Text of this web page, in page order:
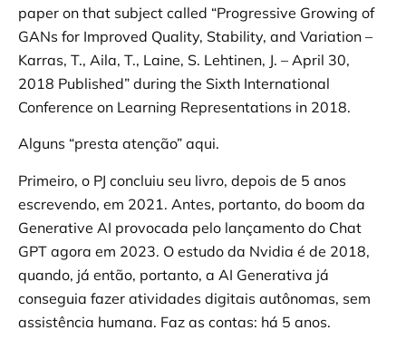
paper on that subject called “Progressive Growing of
GANs for Improved Quality, Stability, and Variation –
Karras, T., Aila, T., Laine, S. Lehtinen, J. – April 30,
2018 Published” during the Sixth International
Conference on Learning Representations in 2018.
Alguns “presta atenção” aqui.
Primeiro, o PJ concluiu seu livro, depois de 5 anos
escrevendo, em 2021. Antes, portanto, do boom da
Generative AI provocada pelo lançamento do Chat
GPT agora em 2023. O estudo da Nvidia é de 2018,
quando, já então, portanto, a AI Generativa já
conseguia fazer atividades digitais autônomas, sem
assistência humana. Faz as contas: há 5 anos.